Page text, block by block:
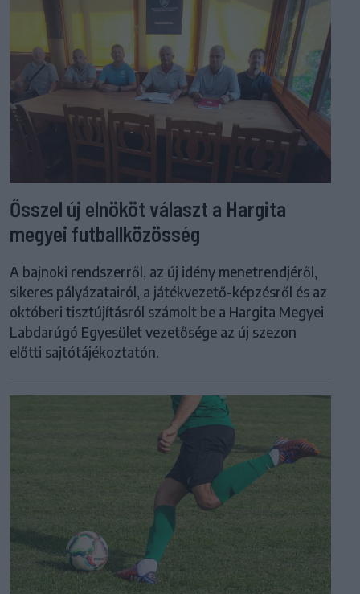
Ősszel új elnököt választ a Hargita
megyei futballközösség
A bajnoki rendszerről, az új idény menetrendjéről,
sikeres pályázatairól, a játékvezető-képzésről és az
októberi tisztújításról számolt be a Hargita Megyei
Labdarúgó Egyesület vezetősége az új szezon
előtti sajtótájékoztatón.